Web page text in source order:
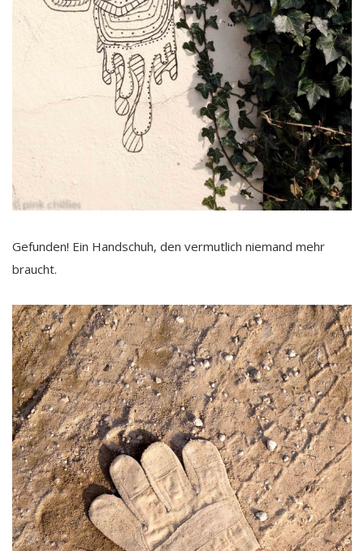
Gefunden! Ein Handschuh, den vermutlich niemand mehr
braucht.